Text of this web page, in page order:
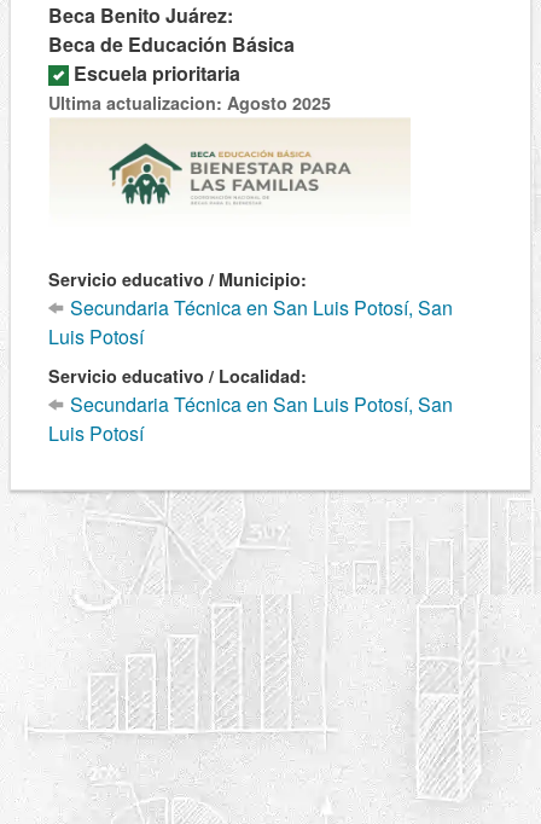
Beca Benito Juárez:
Beca de Educación Básica
Escuela prioritaria
Ultima actualizacion: Agosto 2025
Servicio educativo / Municipio:
Secundaria Técnica en San Luis Potosí, San
Luis Potosí
Servicio educativo / Localidad:
Secundaria Técnica en San Luis Potosí, San
Luis Potosí